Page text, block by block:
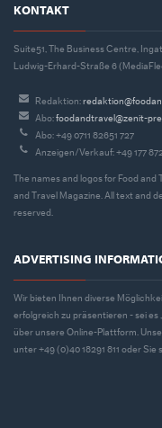
KONTAKT
Suite51, The Business Centre,
Ludwig-Erhard-Straße 6
Redaktion:
Abo:foodandtravel@zenit-
Abo: +49 0711 82651 727
Anzeigen/Verkauf: +49 177
The names and logos for Food
and Travel Magazine. All text and
reserved.
ADVERTISING
Wir bieten Ihnen diverse
erfolgreich zu präsentieren - sei es
über unsere Online-Plattform.
unter +49 (0)40 18291 811 oder Sie